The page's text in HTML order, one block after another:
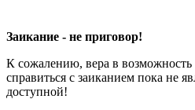
Заикание - не приговор!
К сожалению, вера в возможность
справиться с заиканием пока не
доступной!